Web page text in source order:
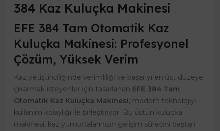
384 Kaz Kuluçka Makinesi
EFE 384 Tam Otomatik Kaz
Kuluçka Makinesi: Profesyonel
Çözüm, Yüksek Verim
Kaz yetiştiriciliğinde verimliliği ve başarıyı en üst düzeye
çıkarmak isteyenler için tasarlanan EFE 384 Tam
Otomatik Kaz Kuluçka Makinesi, modern teknolojiyi
kullanım kolaylığı ile birleştiriyor. Bu üstün kuluçka
makinesi, kaz yumurtalarınızın gelişim sürecini baştan